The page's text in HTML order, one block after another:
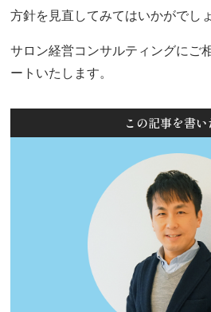
方針を見直してみてはいかがでし
サロン経営コンサルティングにご
ートいたします。
この記事を書い